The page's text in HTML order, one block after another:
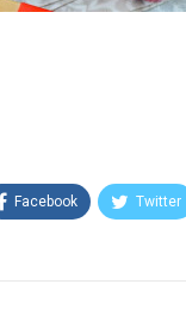
Facebook Twitter